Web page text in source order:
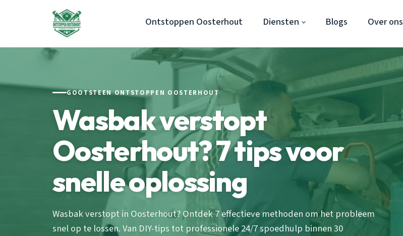
Ontstoppen Oosterhout Diensten Blogs Over ons
GOOTSTEEN ONTSTOPPEN OOSTERHOUT
Wasbak verstopt
Oosterhout? 7 tips voor
snelle oplossing
Wasbak verstopt in Oosterhout? Ontdek 7 effectieve methoden om het probleem
snel op te lossen. Van DIY-tips tot professionele 24/7 spoedhulp binnen 30